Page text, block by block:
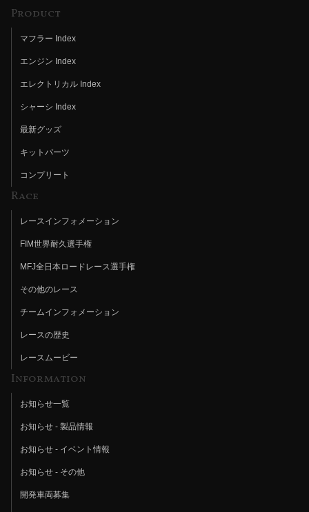
Product
マフラー Index
エンジン Index
エレクトリカル Index
シャーシ Index
最新グッズ
キットパーツ
コンプリート
Race
レースインフォメーション
FIM世界耐久選手権
MFJ全日本ロードレース選手権
その他のレース
チームインフォメーション
レースの歴史
レースムービー
Information
お知らせ一覧
お知らせ - 製品情報
お知らせ - イベント情報
お知らせ - その他
開発車両募集